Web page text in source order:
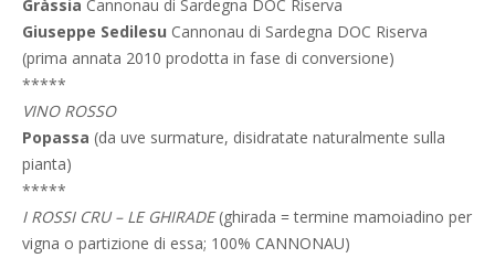
Gràssia Cannonau di Sardegna DOC Riserva
Giuseppe Sedilesu Cannonau di Sardegna DOC Riserva
(prima annata 2010 prodotta in fase di conversione)
*****
VINO ROSSO
Popassa (da uve surmature, disidratate naturalmente sulla
pianta)
*****
I ROSSI CRU – LE GHIRADE(ghirada = termine mamoiadino per
vigna o partizione di essa; 100% CANNONAU)